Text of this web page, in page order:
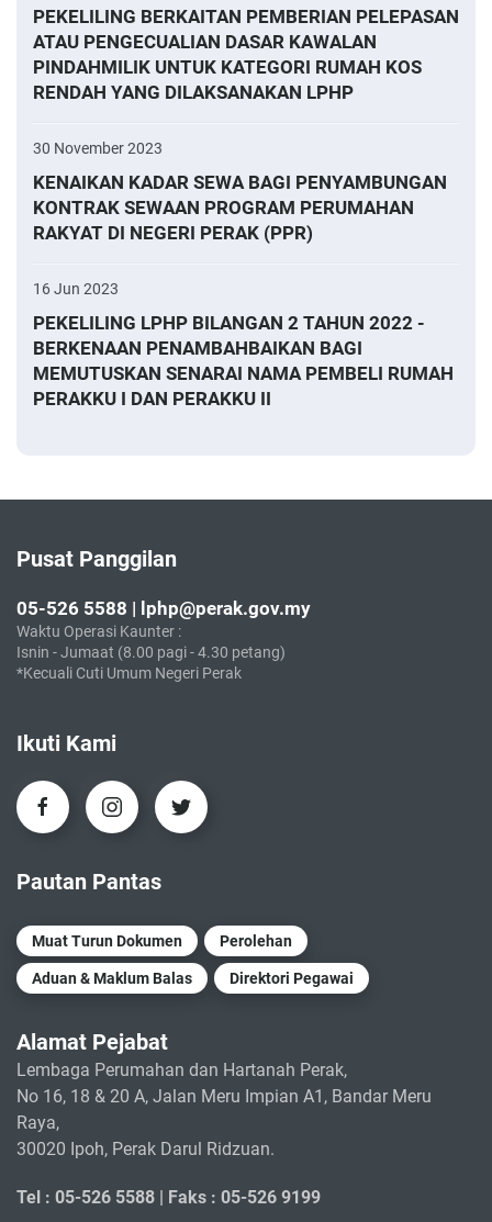
PEKELILING BERKAITAN PEMBERIAN PELEPASAN
ATAU PENGECUALIAN DASAR KAWALAN
PINDAHMILIK UNTUK KATEGORI RUMAH KOS
RENDAH YANG DILAKSANAKAN LPHP
30 November 2023
KENAIKAN KADAR SEWA BAGI PENYAMBUNGAN
KONTRAK SEWAAN PROGRAM PERUMAHAN
RAKYAT DI NEGERI PERAK (PPR)
16 Jun 2023
PEKELILING LPHP BILANGAN 2 TAHUN 2022 -
BERKENAAN PENAMBAHBAIKAN BAGI
MEMUTUSKAN SENARAI NAMA PEMBELI RUMAH
PERAKKU I DAN PERAKKU II
Pusat Panggilan
05-526 5588 | lphp@perak.gov.my
Waktu Operasi Kaunter :
Isnin - Jumaat (8.00 pagi - 4.30 petang)
*Kecuali Cuti Umum Negeri Perak
Ikuti Kami
Pautan Pantas
Muat Turun Dokumen Perolehan
Aduan & Maklum Balas Direktori Pegawai
Alamat Pejabat
Lembaga Perumahan dan Hartanah Perak,
No 16, 18 & 20 A, Jalan Meru Impian A1, Bandar Meru
Raya,
30020 Ipoh, Perak Darul Ridzuan.
Tel : 05-526 5588 | Faks : 05-526 9199